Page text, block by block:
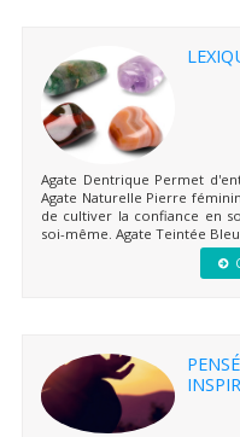
Agate Dentrique Permet
Agate Naturelle Pierre
de cultiver la confiance en
soi-même. Agate Teintée